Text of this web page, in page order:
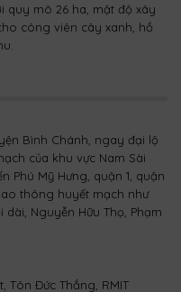
quy mô 26 ha, mật độ xây
công viên cây xanh, hồ
Bình Chánh, ngay đại lộ
của khu vực Nam Sài
Phú Mỹ Hưng, quận 1, quận
thông huyết mạch như
Nguyễn Hữu Thọ, Phạm
Tôn Đức Thắng, RMIT